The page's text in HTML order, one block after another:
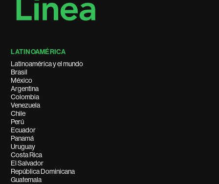
LATINOAMÉRICA
Latinoamérica y el mundo
Brasil
México
Argentina
Colombia
Venezuela
Chile
Perú
Ecuador
Panamá
Uruguay
Costa Rica
El Salvador
República Dominicana
Guatemala